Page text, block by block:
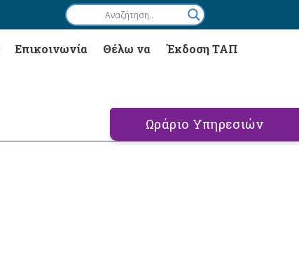
Επικοινωνία Θέλω να Έκδοση ΤΑΠ
Ωράριο Υπηρεσιών